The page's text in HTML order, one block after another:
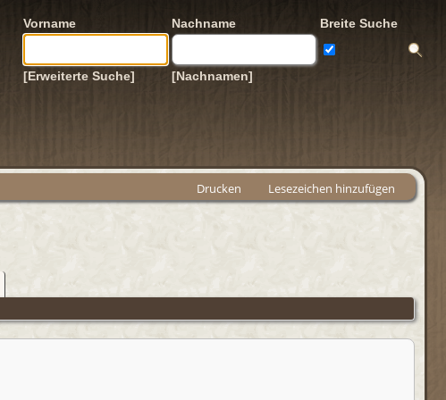
Vorname Nachname Breite Suche
[Erweiterte Suche] [Nachnamen]
Drucken Lesezeichen hinzufügen